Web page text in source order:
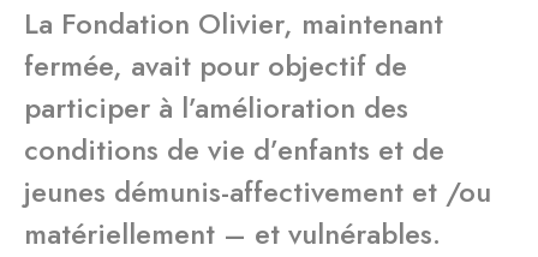
La Fondation Olivier, maintenant
fermée, avait pour objectif de
participer à l’amélioration des
conditions de vie d’enfants et de
jeunes démunis-affectivement et /ou
matériellement – et vulnérables.